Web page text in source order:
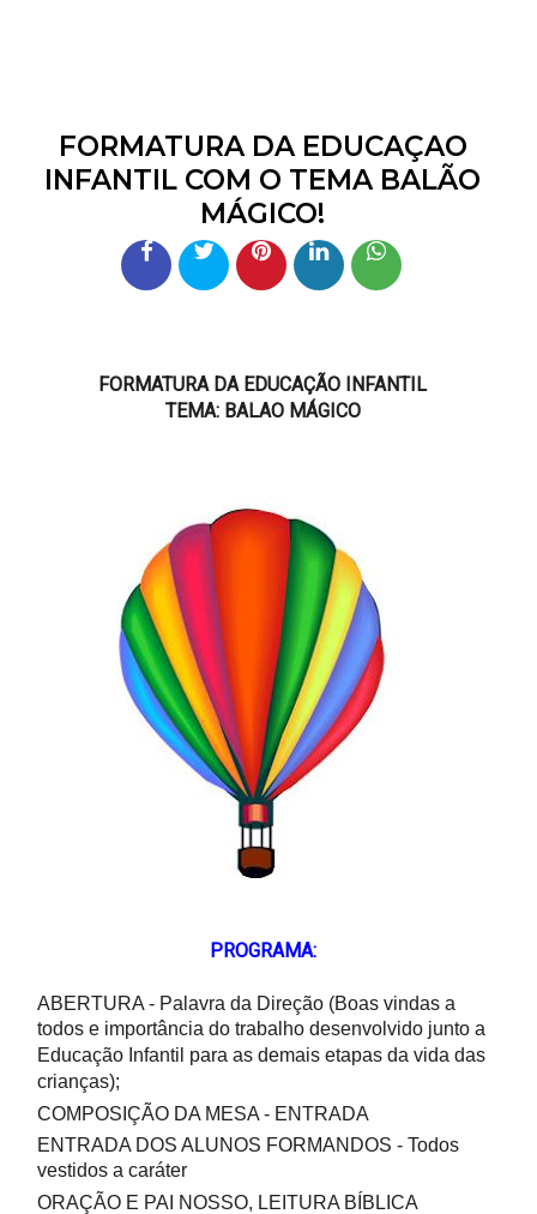
FORMATURA DA EDUCAÇAO
INFANTIL COM O TEMA BALÃO
MÁGICO!
FORMATURA DA EDUCAÇÃO INFANTIL
TEMA: BALAO MÁGICO
PROGRAMA:
ABERTURA - Palavra da Direção (Boas vindas a
todos e importância do trabalho desenvolvido junto a
Educação Infantil para as demais etapas da vida das
crianças);
COMPOSIÇÃO DA MESA - ENTRADA
ENTRADA DOS ALUNOS FORMANDOS - Todos
vestidos a caráter
ORAÇÃO E PAI NOSSO, LEITURA BÍBLICA